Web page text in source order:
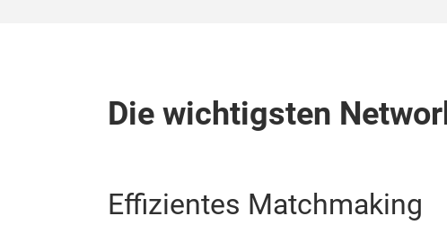
Die wichtigsten
Effizientes Matchmaking